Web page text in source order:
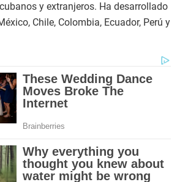
y extranjeros. Ha desarrollado
Chile, Colombia, Ecuador, Perú y